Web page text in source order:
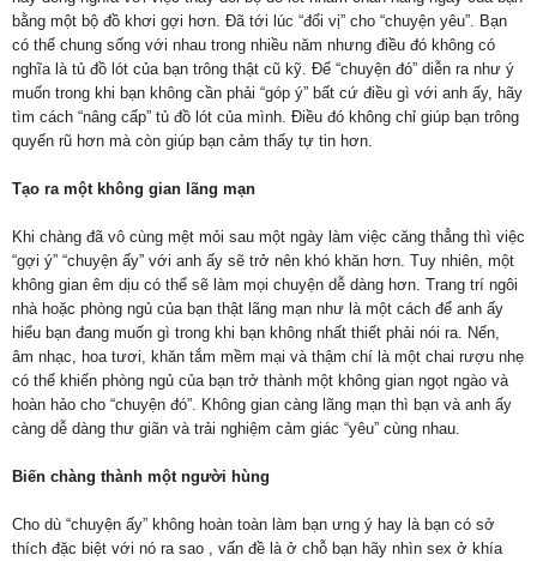
bằng một bộ đồ khơi gợi hơn. Đã tới lúc “đổi vị” cho “chuyện yêu”. Bạn
có thể chung sống với nhau trong nhiều năm nhưng điều đó không có
nghĩa là tủ đồ lót của bạn trông thật cũ kỹ. Để “chuyện đó” diễn ra như ý
muốn trong khi bạn không cần phải “góp ý” bất cứ điều gì với anh ấy, hãy
tìm cách “nâng cấp” tủ đồ lót của mình. Điều đó không chỉ giúp bạn trông
quyến rũ hơn mà còn giúp bạn cảm thấy tự tin hơn.
Tạo ra một không gian lãng mạn
Khi chàng đã vô cùng mệt mỏi sau một ngày làm việc căng thẳng thì việc
“gợi ý” “chuyện ấy” với anh ấy sẽ trở nên khó khăn hơn. Tuy nhiên, một
không gian êm dịu có thể sẽ làm mọi chuyện dễ dàng hơn. Trang trí ngôi
nhà hoặc phòng ngủ của bạn thật lãng mạn như là một cách để anh ấy
hiểu bạn đang muốn gì trong khi bạn không nhất thiết phải nói ra. Nến,
âm nhạc, hoa tươi, khăn tắm mềm mại và thậm chí là một chai rượu nhẹ
có thể khiến phòng ngủ của bạn trở thành một không gian ngọt ngào và
hoàn hảo cho “chuyện đó”. Không gian càng lãng mạn thì bạn và anh ấy
càng dễ dàng thư giãn và trải nghiệm cảm giác “yêu” cùng nhau.
Biến chàng thành một người hùng
Cho dù “chuyện ấy” không hoàn toàn làm bạn ưng ý hay là bạn có sở
thích đặc biệt với nó ra sao , vấn đề là ở chỗ bạn hãy nhìn sex ở khía